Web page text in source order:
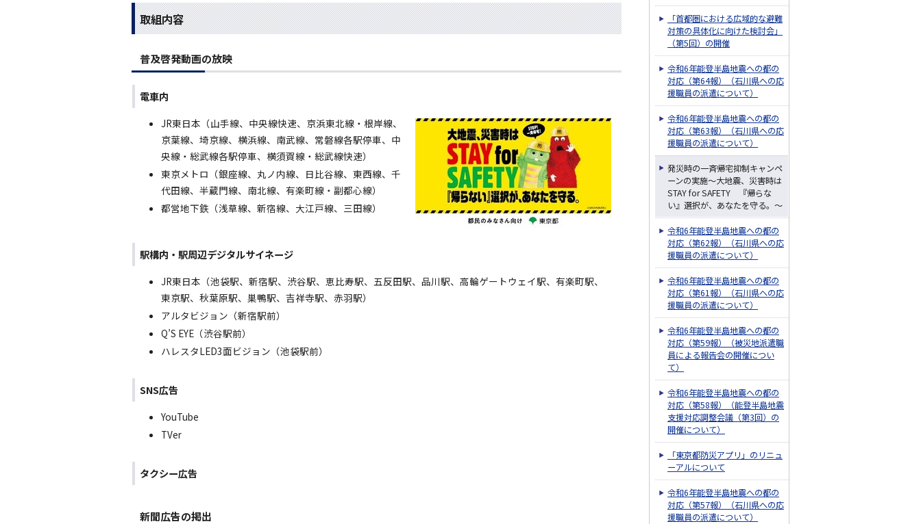
取組内容
普及啓発動画の放映
電車内
JR東日本（山手線、中央線快速、京浜東北線・根岸線、
京葉線、埼京線、横浜線、南武線、常磐線各駅停車、中
央線・総武線各駅停車、横須賀線・総武線快速）
東京メトロ（銀座線、丸ノ内線、日比谷線、東西線、千
代田線、半蔵門線、南北線、有楽町線・副都心線）
都営地下鉄（浅草線、新宿線、大江戸線、三田線）
駅構内・駅周辺デジタルサイネージ
JR東日本（池袋駅、新宿駅、渋谷駅、恵比寿駅、五反田駅、品川駅、高輪ゲートウェイ駅、有楽町駅、
東京駅、秋葉原駅、巣鴨駅、吉祥寺駅、赤羽駅）
アルタビジョン（新宿駅前）
Q’S EYE（渋谷駅前）
ハレスタLED3面ビジョン（池袋駅前）
SNS広告
YouTube
TVer
タクシー広告
新聞広告の掲出
「首都圏における広域的な避難
対策の具体化に向けた検討会」
（第5回）の開催
令和6年能登半島地震への都の
対応（第64報）（石川県への応
援職員の派遣について）
令和6年能登半島地震への都の
対応（第63報）（石川県への応
援職員の派遣について）
発災時の一斉帰宅抑制キャンペ
ーンの実施～大地震、災害時は
STAY for SAFETY 『帰らな
い』選択が、あなたを守る。～
令和6年能登半島地震への都の
対応（第62報）（石川県への応
援職員の派遣について）
令和6年能登半島地震への都の
対応（第61報）（石川県への応
援職員の派遣について）
令和6年能登半島地震への都の
対応（第59報）（被災地派遣職
員による報告会の開催につい
て）
令和6年能登半島地震への都の
対応（第58報）（能登半島地震
支援対応調整会議（第3回）の
開催について）
「東京都防災アプリ」のリニュ
ーアルについて
令和6年能登半島地震への都の
対応（第57報）（石川県への応
援職員の派遣について）